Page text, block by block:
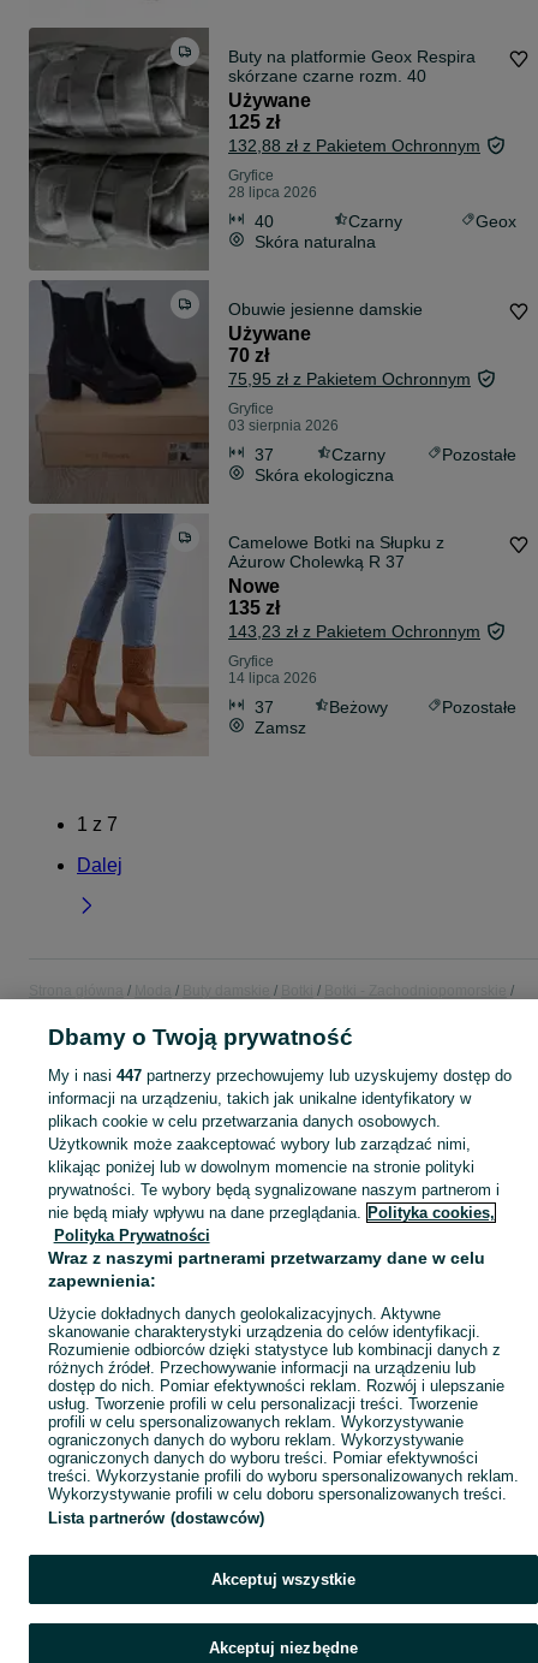
Buty na platformie Geox Respira
skórzane czarne rozm. 40
Używane
125 zł
132,88 zł z Pakietem Ochronnym
Gryfice
28 lipca 2026
40 Czarny
Geox
Skóra naturalna
Obuwie jesienne damskie
Używane
70 zł
75,95 zł z Pakietem Ochronnym
Gryfice
03 sierpnia 2026
37 Czarny
Pozostałe
Skóra ekologiczna
Camelowe Botki na Słupku z
Ażurow Cholewką R 37
Nowe
135 zł
143,23 zł z Pakietem Ochronnym
Gryfice
14 lipca 2026
37 Beżowy
Pozostałe
Zamsz
1 z 7
Dalej
Strona główna
Botki - Zachodniopomorskie
KATEGORIA
Szeroki wybór botek damskich Gryfice ▶️ skórzane, na obcasie, zamszowe i jesienne ✅ Nowe i używane w atrakcyjnych cenach ✌ Znajdź oferty na OLX.pl! Zobacz
Mapa kategorii
Mapa miejscowości
Mapa ministron
Popularne wyszukiwania
Dbamy o Twoją prywatność
My i nasi 447partnerzy przechowujemy lub uzyskujemy dostęp do
informacji na urządzeniu, takich jak unikalne identyfikatory w
plikach cookie w celu przetwarzania danych osobowych.
Użytkownik może zaakceptować wybory lub zarządzać nimi,
klikając poniżej lub w dowolnym momencie na stronie polityki
prywatności. Te wybory będą sygnalizowane naszym partnerom i
nie będą miały wpływu na dane przeglądania. Polityka cookies,
Polityka Prywatności
Wraz z naszymi partnerami przetwarzamy dane w celu
zapewnienia:
Użycie dokładnych danych geolokalizacyjnych. Aktywne
skanowanie charakterystyki urządzenia do celów identyfikacji.
Rozumienie odbiorców dzięki statystyce lub kombinacji danych z
różnych źródeł. Przechowywanie informacji na urządzeniu lub
dostęp do nich. Pomiar efektywności reklam. Rozwój i ulepszanie
usług. Tworzenie profili w celu personalizacji treści. Tworzenie
profili w celu spersonalizowanych reklam. Wykorzystywanie
ograniczonych danych do wyboru reklam. Wykorzystywanie
ograniczonych danych do wyboru treści. Pomiar efektywności
treści. Wykorzystanie profili do wyboru spersonalizowanych reklam.
Wykorzystywanie profili w celu doboru spersonalizowanych treści.
Lista partnerów (dostawców)
Akceptuj wszystkie
Akceptuj niezbędne